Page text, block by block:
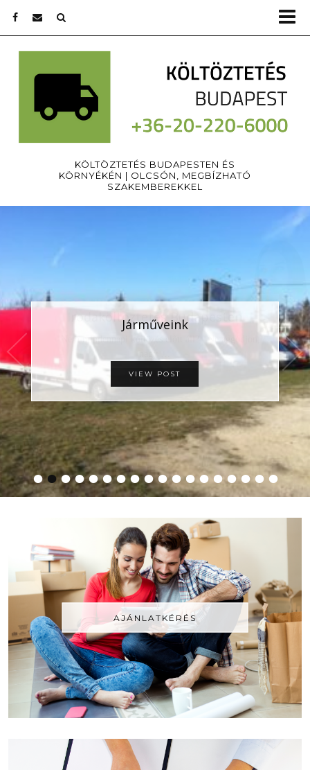
KÖLTÖZTETÉS BUDAPESTEN ÉS
KÖRNYÉKÉN | OLCSÓN, MEGBÍZHATÓ
SZAKEMBEREKKEL
••••••••••••••••••
Irodaköltöztetés Budapesten
Nem mindennapi költözés előtt áll? Ne aggódjon,
nagy …
Járműveink
VIEW POST
AJÁNLATKÉRÉS